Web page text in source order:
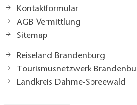
Kontaktformular
AGB Vermittlung
Sitemap
Reiseland Brandenburg
Tourismusnetzwerk
Landkreis Dahme-Spreewald